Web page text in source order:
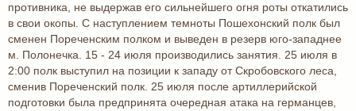
противника, не выдержав его сильнейшего огня роты откатились
в свои окопы. С наступлением темноты Пошехонский полк был
сменен Пореченским полком и выведен в резерв юго-западнее
м. Полонечка. 15 - 24 июля производились занятия. 25 июля в
2:00 полк выступил на позиции к западу от Скробовского леса,
сменив Пореченский полк. 25 июля после артиллерийской
подготовки была предпринята очередная атака на германцев,